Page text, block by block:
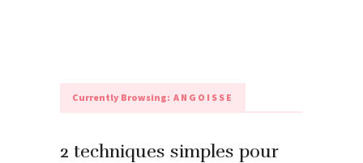
Currently Browsing: ANGOISSE
2 techniques simples pour